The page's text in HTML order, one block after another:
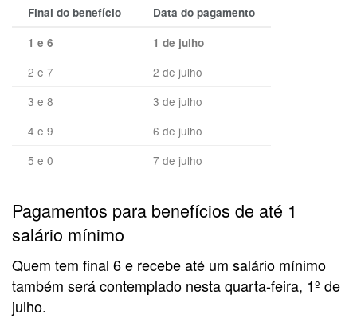
Final do benefício
Data do pagamento
1 e 6
1 de julho
2 e 7
2 de julho
3 e 8
3 de julho
4 e 9
6 de julho
5 e 0
7 de julho
Pagamentos para benefícios de até 1
salário mínimo
Quem tem final 6 e recebe até um salário mínimo
também será contemplado nesta quarta-feira, 1º de
julho.